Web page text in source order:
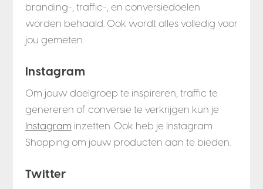
branding-, traffic-, en conversiedoelen
worden behaald. Ook wordt alles volledig voor
jou gemeten.
Instagram
Om jouw doelgroep te inspireren, traffic te
genereren of conversie te verkrijgen kun je
Instagram inzetten. Ook heb je Instagram
Shopping om jouw producten aan te bieden.
Twitter